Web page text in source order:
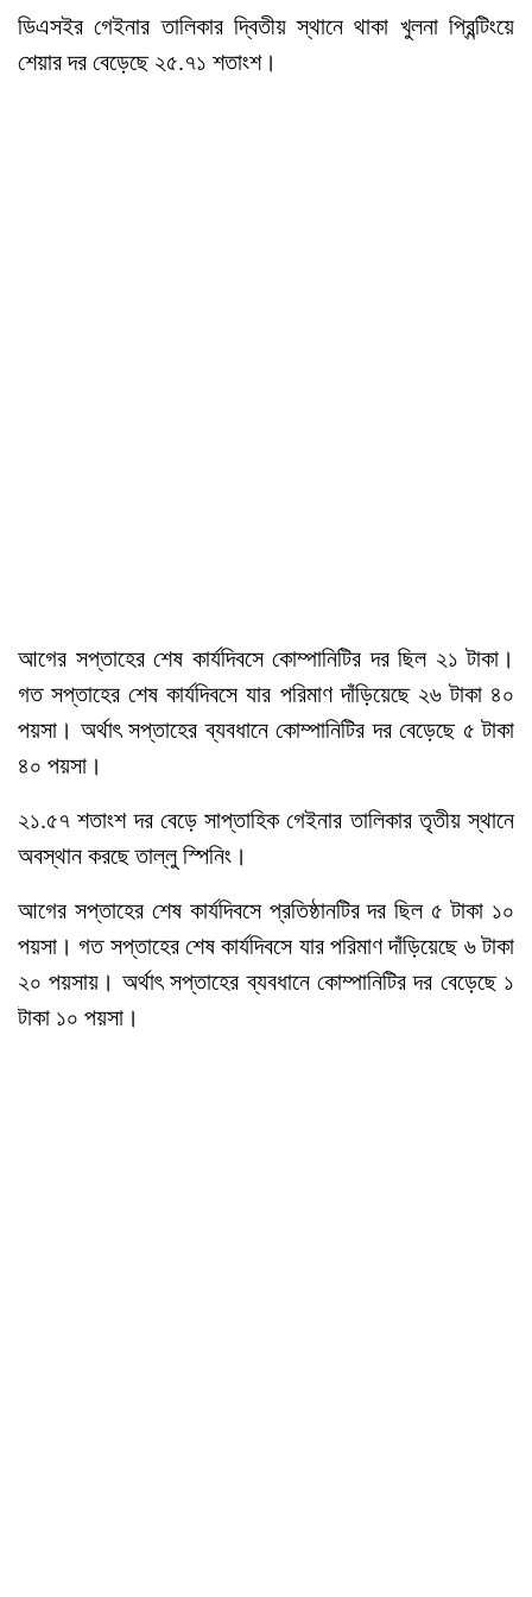
ডিএসইর গেইনার তালিকার দ্বিতীয় স্থানে থাকা খুলনা প্রিন্টিংয়ে
শেয়ার দর বেড়েছে ২৫.৭১ শতাংশ।
আগের সপ্তাহের শেষ কার্যদিবসে কোম্পানিটির দর ছিল ২১ টাকা।
গত সপ্তাহের শেষ কার্যদিবসে যার পরিমাণ দাঁড়িয়েছে ২৬ টাকা ৪০
পয়সা। অর্থাৎ সপ্তাহের ব্যবধানে কোম্পানিটির দর বেড়েছে ৫ টাকা
৪০ পয়সা।
২১.৫৭ শতাংশ দর বেড়ে সাপ্তাহিক গেইনার তালিকার তৃতীয় স্থানে
অবস্থান করছে তাল্লু স্পিনিং।
আগের সপ্তাহের শেষ কার্যদিবসে প্রতিষ্ঠানটির দর ছিল ৫ টাকা ১০
পয়সা। গত সপ্তাহের শেষ কার্যদিবসে যার পরিমাণ দাঁড়িয়েছে ৬ টাকা
২০ পয়সায়। অর্থাৎ সপ্তাহের ব্যবধানে কোম্পানিটির দর বেড়েছে ১
টাকা ১০ পয়সা।